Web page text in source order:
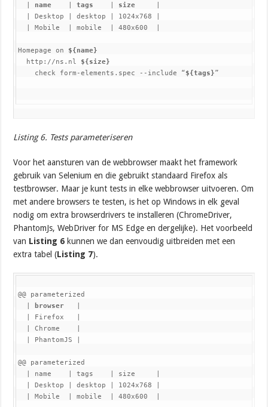
name
    |
tags size
  | Desktop | desktop | 1024x768 |
  | Mobile  | mobile  | 480x600  |
Homepage on ${name}
  http://ns.nl
${size}
    check form-elements.spec --include “
${tags}”
Listing 6. Tests parameteriseren
Voor het aansturen van de webbrowser maakt het framework
gebruik van Selenium en die gebruikt standaard Firefox als
testbrowser. Maar je kunt tests in elke webbrowser uitvoeren. Om
met andere browsers te testen, is het op Windows in elk geval
nodig om extra browserdrivers te installeren (ChromeDriver,
PhantomJs, WebDriver for MS Edge en dergelijke). Het voorbeeld
van Listing 6 kunnen we dan eenvoudig uitbreiden met een
extra tabel (Listing 7).
@@ parameterized
browser
  | Firefox   |
  | Chrome    |
  | PhantomJS |
@@ parameterized
  | name    | tags    | size     |
  | Desktop | desktop | 1024x768 |
  | Mobile  | mobile  | 480x600  |